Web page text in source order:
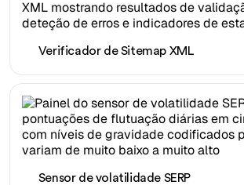
Verificador de Sitemap XML
Sensor de volatilidade SERP